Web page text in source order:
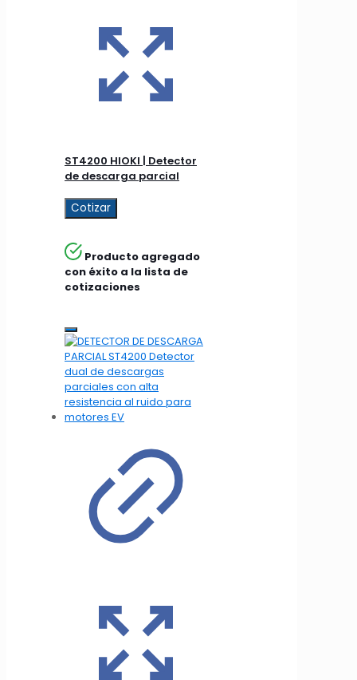
ST4200 HIOKI | Detector
de descarga parcial
Cotizar
Producto agregado
con éxito a la lista de
cotizaciones